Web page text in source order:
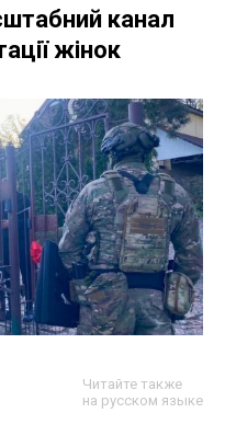
канал
жінок
Читайте также
на русском языке